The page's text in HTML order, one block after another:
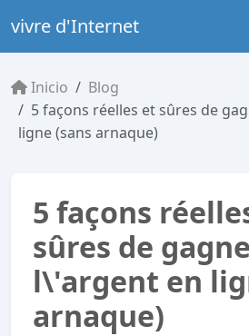
vivre d'Internet
Inicio
Blog
5 façons réelles et sûres de
ligne (sans arnaque)
5 façons
sûres de
l\'argent en
arnaque)